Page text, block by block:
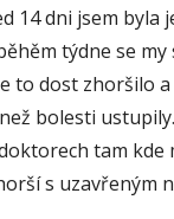
14 dni jsem
týdne se
to dost zhoršilo
bolesti
tam
s uzavřeným